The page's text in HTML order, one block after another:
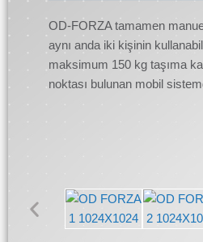
OD-FORZA tamamen
aynı anda iki kişinin
maksimum 150 kg taşıma
noktası bulunan mobil